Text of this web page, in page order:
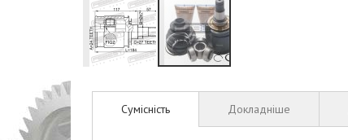
до
початкуСумісність Докладніше